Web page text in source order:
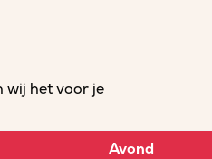
wij het voor je
Avond